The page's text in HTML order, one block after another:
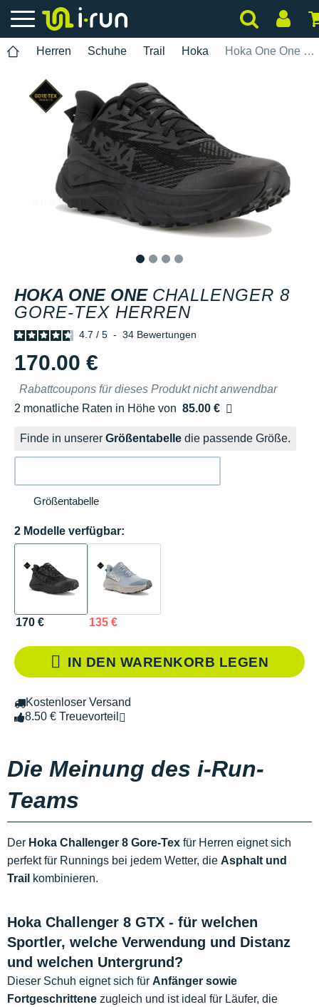
Herren Schuhe Trail Hoka Hoka One One Challenger 8 Gore-Tex Herren
HOKA ONE ONE CHALLENGER 8
GORE-TEX HERREN
4.7 / 5 - 34 Bewertungen
170.00 €
Rabattcoupons für dieses Produkt nicht anwendbar
2 monatliche Raten in Höhe von 85.00 €
Ohne Zusatzkosten
Finde in unserer Größentabelle die passende Größe.
Größentabelle
2 Modelle verfügbar:
170 € 135 €
IN DEN WARENKORB LEGEN
Kostenloser Versand
8.50 € Treuevorteil
Die Meinung des i-Run-
Teams
Der Hoka Challenger 8 Gore-Tex für Herren eignet sich
perfekt für Runnings bei jedem Wetter, die Asphalt und
Trail kombinieren.
Hoka Challenger 8 GTX - für welchen
Sportler, welche Verwendung und Distanz
und welchen Untergrund?
Dieser Schuh eignet sich für Anfänger sowie
Fortgeschrittene zugleich und ist ideal für Läufer, die